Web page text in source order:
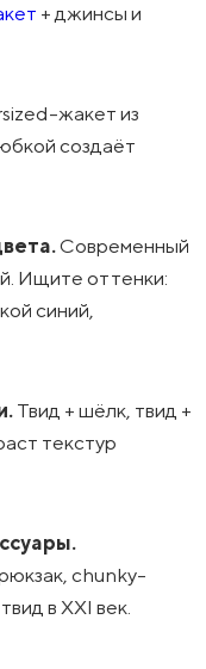
+ джинсы и
жакет из
создаёт
Современный
Ищите оттенки:
синий,
Твид + шёлк, твид +
текстур
chunky-
в XXI век.